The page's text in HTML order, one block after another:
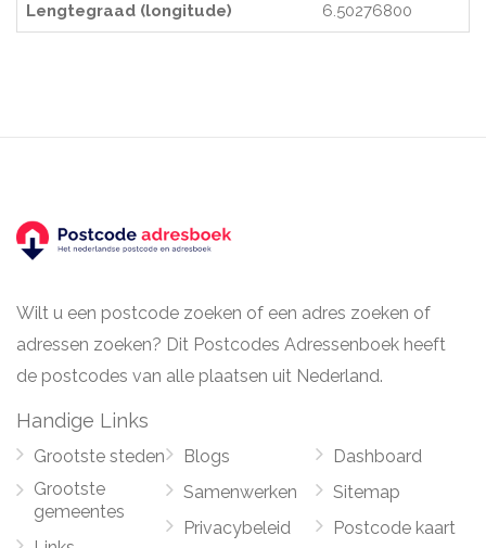
Lengtegraad (longitude) 6.50276800
Wilt u een postcode zoeken of een adres zoeken of
adressen zoeken? Dit Postcodes Adressenboek heeft
de postcodes van alle plaatsen uit Nederland.
Handige Links
Grootste steden
Grootste
gemeentes
Blogs
Samenwerken
Privacybeleid
Dashboard
Sitemap
Postcode kaart